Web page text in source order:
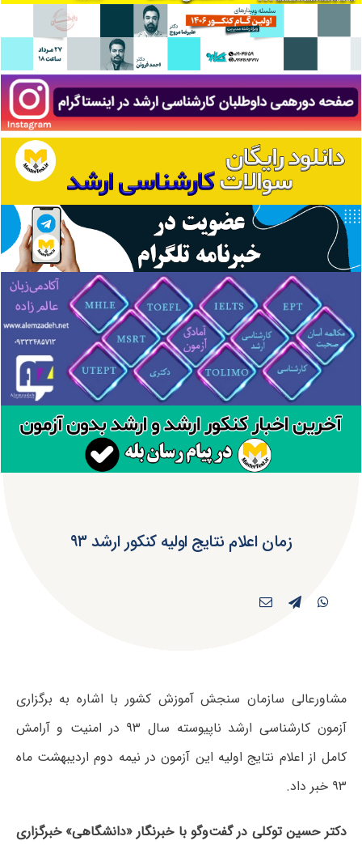
زمان اعلام نتایج اولیه کنکور ارشد ۹۳
مشاورعالی سازمان سنجش آموزش کشور با اشاره به برگزاری
آزمون کارشناسی ارشد ناپیوسته سال ۹۳ در امنیت و آرامش
کامل از اعلام نتایج اولیه این آزمون در نیمه دوم اردیبهشت ماه
۹۳ خبر داد.
دکتر حسین توکلی در گفت‌وگو با خبرنگار «دانشگاهی» خبرگزاری